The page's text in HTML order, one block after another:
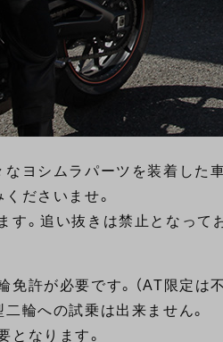
ヨシムラパーツを装着した
ださいませ。
。追い抜きは禁止となってお
許が必要です。（AT限定は不
輪への試乗は出来ません。
となります。